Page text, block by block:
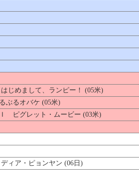
じめまして、ランピー！ (05米)
ぶるオバケ (05米)
ピグレット・ムービー (03米)
ィア・ピョンヤン (06日)